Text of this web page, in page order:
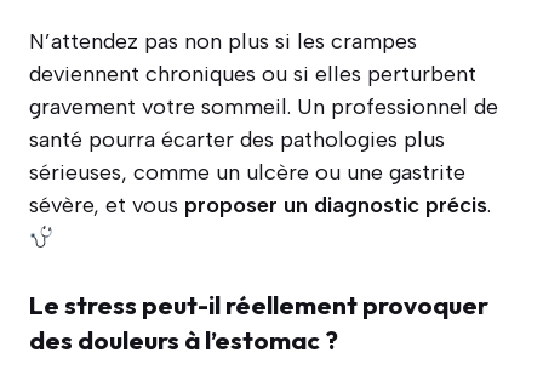
N’attendez pas non plus si les crampes
deviennent chroniques ou si elles perturbent
gravement votre sommeil. Un professionnel de
santé pourra écarter des pathologies plus
sérieuses, comme un ulcère ou une gastrite
sévère, et vous proposer un diagnostic précis.
Le stress peut-il réellement provoquer
des douleurs à l’estomac ?